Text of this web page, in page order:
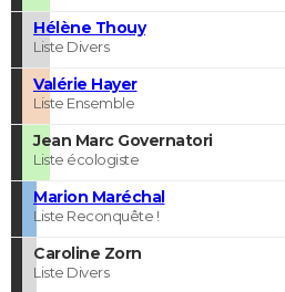
Hélène Thouy
Liste Divers
Valérie Hayer
Liste Ensemble
Jean Marc Governatori
Liste écologiste
Marion Maréchal
Liste Reconquête !
Caroline Zorn
Liste Divers